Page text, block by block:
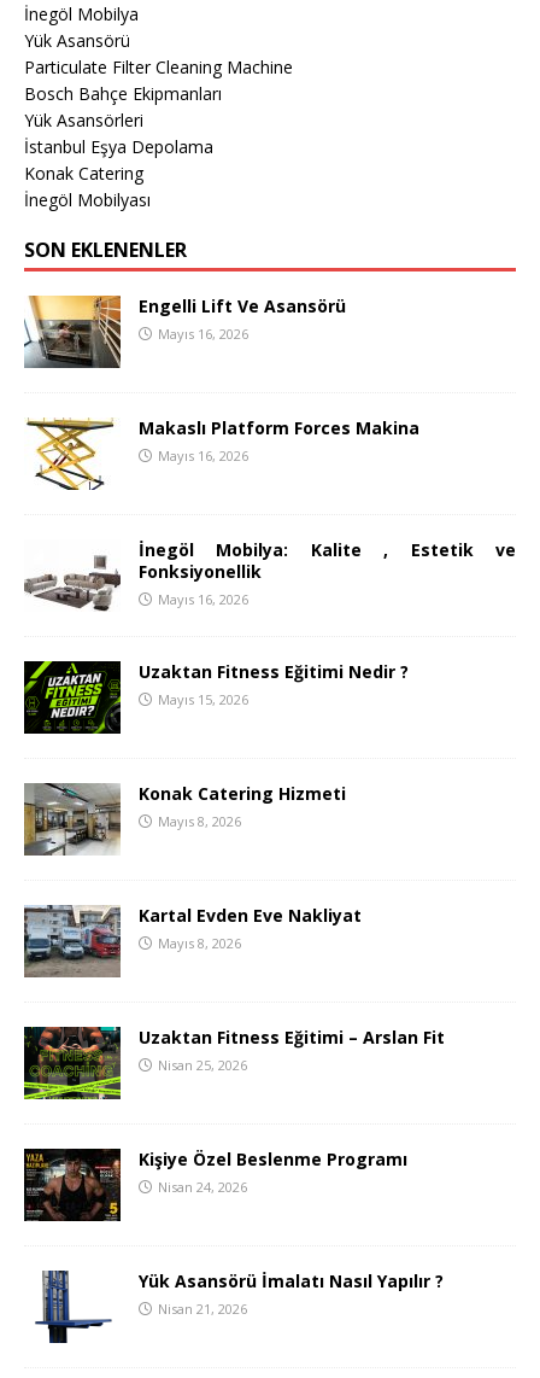
İnegöl Mobilya
Yük Asansörü
Particulate Filter Cleaning Machine
Bosch Bahçe Ekipmanları
Yük Asansörleri
İstanbul Eşya Depolama
Konak Catering
İnegöl Mobilyası
SON EKLENENLER
Engelli Lift Ve Asansörü
Mayıs 16, 2026
Makaslı Platform Forces Makina
Mayıs 16, 2026
İnegöl Mobilya: Kalite , Estetik ve
Fonksiyonellik
Mayıs 16, 2026
Uzaktan Fitness Eğitimi Nedir ?
Mayıs 15, 2026
Konak Catering Hizmeti
Mayıs 8, 2026
Kartal Evden Eve Nakliyat
Mayıs 8, 2026
Uzaktan Fitness Eğitimi – Arslan Fit
Nisan 25, 2026
Kişiye Özel Beslenme Programı
Nisan 24, 2026
Yük Asansörü İmalatı Nasıl Yapılır ?
Nisan 21, 2026